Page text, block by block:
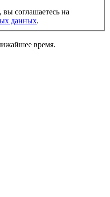
соглашаетесь на
данных.
время.